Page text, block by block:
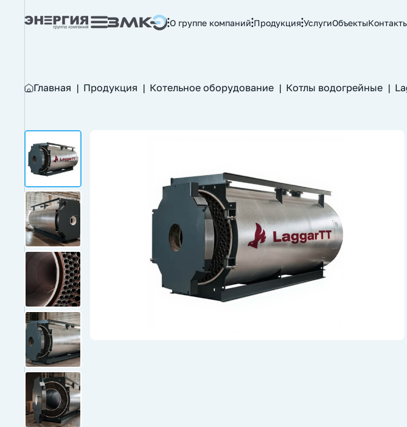
О группе компаний Продукция УслугиОбъекты
Главная | Продукция | Котельное оборудование | Котлы водогрейные |